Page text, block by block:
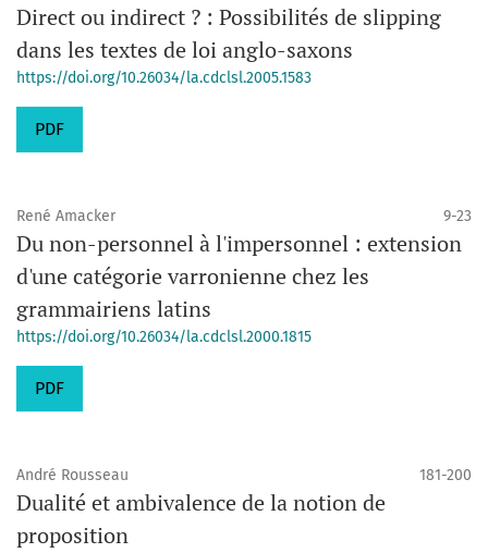
Direct ou indirect ? : Possibilités de slipping
dans les textes de loi anglo-saxons
https://doi.org/10.26034/la.cdclsl.2005.1583
PDF
René Amacker 9-23
Du non-personnel à l'impersonnel : extension
d'une catégorie varronienne chez les
grammairiens latins
https://doi.org/10.26034/la.cdclsl.2000.1815
PDF
André Rousseau 181-200
Dualité et ambivalence de la notion de
proposition